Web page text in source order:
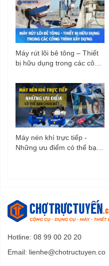
Máy rút lõi bê tông – Thiết
bị hữu dụng trong các công
Máy nén khí trực tiếp -
Những ưu điểm có thể bạn
Hotline: 08 99 00 20 20
Email: lienhe@chotructuyen.co